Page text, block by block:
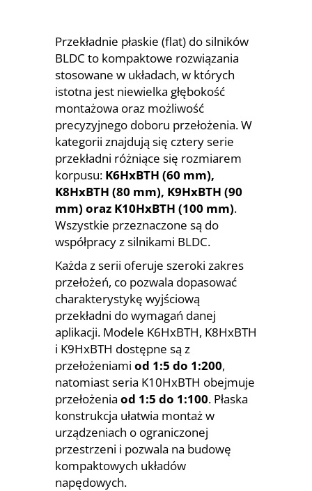
Przekładnie płaskie (flat) do silników
BLDC to kompaktowe rozwiązania
stosowane w układach, w których
istotna jest niewielka głębokość
montażowa oraz możliwość
precyzyjnego doboru przełożenia. W
kategorii znajdują się cztery serie
przekładni różniące się rozmiarem
korpusu: K6HxBTH (60 mm),
K8HxBTH (80 mm), K9HxBTH (90
mm) oraz K10HxBTH (100 mm).
Wszystkie przeznaczone są do
współpracy z silnikami BLDC.
Każda z serii oferuje szeroki zakres
przełożeń, co pozwala dopasować
charakterystykę wyjściową
przekładni do wymagań danej
aplikacji. Modele K6HxBTH, K8HxBTH
i K9HxBTH dostępne są z
przełożeniami od 1:5 do 1:200,
natomiast seria K10HxBTH obejmuje
przełożenia od 1:5 do 1:100. Płaska
konstrukcja ułatwia montaż w
urządzeniach o ograniczonej
przestrzeni i pozwala na budowę
kompaktowych układów
napędowych.